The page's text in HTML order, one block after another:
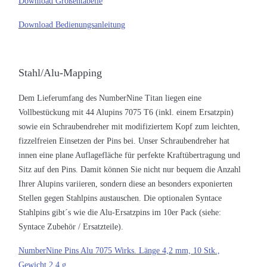
Download Bedienungsanleitung
Stahl/Alu-Mapping
Dem Lieferumfang des NumberNine Titan liegen eine
Vollbestückung mit 44 Alupins 7075 T6 (inkl. einem Ersatzpin)
sowie ein Schraubendreher mit modifiziertem Kopf zum leichten,
fizzelfreien Einsetzen der Pins bei. Unser Schraubendreher hat
innen eine plane Auflagefläche für perfekte Kraftübertragung und
Sitz auf den Pins. Damit können Sie nicht nur bequem die Anzahl
Ihrer Alupins variieren, sondern diese an besonders exponierten
Stellen gegen Stahlpins austauschen. Die optionalen Syntace
Stahlpins gibt´s wie die Alu-Ersatzpins im 10er Pack (siehe:
Syntace Zubehör / Ersatzteile).
NumberNine Pins Alu 7075 Wirks. Länge 4,2 mm, 10 Stk.,
Gewicht 2,4 g